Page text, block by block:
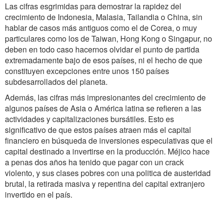
Las cifras esgrimidas para demostrar la rapidez del
crecimiento de Indonesia, Malasia, Tailandia o China, sin
hablar de casos más antiguos como el de Corea, o muy
particulares como los de Taiwan, Hong Kong o Singapur, no
deben en todo caso hacernos olvidar el punto de partida
extremadamente bajo de esos países, ni el hecho de que
constituyen excepciones entre unos 150 países
subdesarrollados del planeta.
Además, las cifras más impresionantes del crecimiento de
algunos países de Asia o América latina se refieren a las
actividades y capitalizaciones bursátiles. Esto es
significativo de que estos países atraen más el capital
financiero en búsqueda de inversiones especulativas que el
capital destinado a invertirse en la producción. Méjico hace
a penas dos años ha tenido que pagar con un crack
violento, y sus clases pobres con una politica de austeridad
brutal, la retirada masiva y repentina del capital extranjero
invertido en el país.